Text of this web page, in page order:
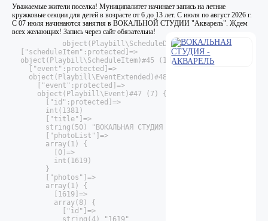
Уважаемые жители поселка! Муниципалитет начинает запись на летние
кружковые секции для детей в возрасте от 6 до 13 лет. С июля по август 2026 г.
С 07 июля начинаются занятия в ВОКАЛЬНОЙ СТУДИИ "Акварель". Ждем
всех желающих! Запись через сайт обязательна!
            object(Playbill\ScheduleDate)#44 (7) {
  ["scheduleItem":protected]=>
  object(Playbill\ScheduleItem)#45 (14) {
    ["event":protected]=>
    object(Playbill\EventExtended)#48 (6) {
      ["event":protected]=>
      object(Playbill\Event)#47 (7) {
        ["id":protected]=>
        int(1381)
        ["title"]=>
        string(50) "ВОКАЛЬНАЯ СТУДИЯ - АКВАРЕЛЬ"
        ["photoList"]=>
        array(1) {
          [0]=>
          int(1619)
        }
        ["photos"]=>
        array(1) {
          [1619]=>
          array(8) {
            ["id"]=>